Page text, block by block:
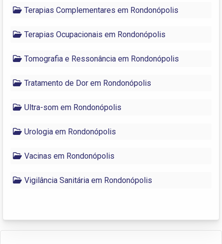
Terapias Complementares em Rondonópolis
Terapias Ocupacionais em Rondonópolis
Tomografia e Ressonância em Rondonópolis
Tratamento de Dor em Rondonópolis
Ultra-som em Rondonópolis
Urologia em Rondonópolis
Vacinas em Rondonópolis
Vigilância Sanitária em Rondonópolis